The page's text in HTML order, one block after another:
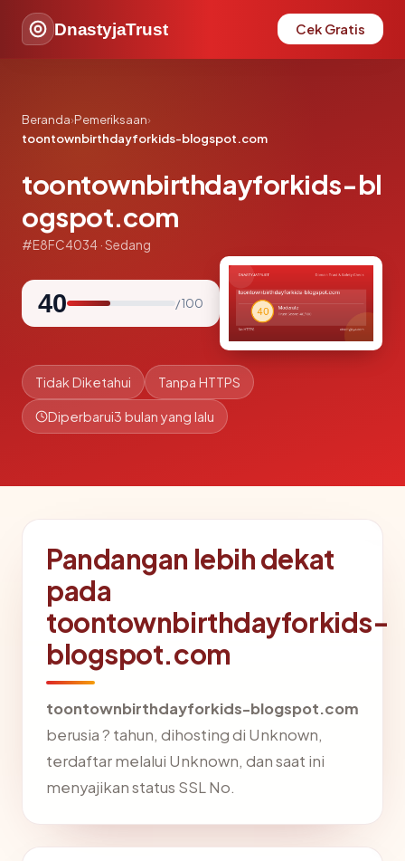
DnastyjaTrust Cek Gratis
Beranda›Pemeriksaan›
toontownbirthdayforkids-blogspot.com
toontownbirthdayforkids-bl
ogspot.com
#E8FC4034 · Sedang
40 / 100
Tidak Diketahui Tanpa HTTPS
Diperbarui3 bulan yang lalu
Pandangan lebih dekat
pada
toontownbirthdayforkids-
blogspot.com
toontownbirthdayforkids-blogspot.com
berusia ? tahun, dihosting di Unknown,
terdaftar melalui Unknown, dan saat ini
menyajikan status SSL No.